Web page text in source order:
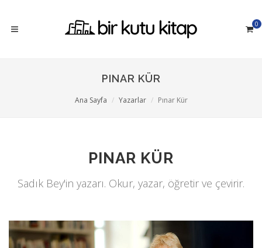
0
PINAR KÜR
Ana Sayfa Yazarlar Pınar Kür
PINAR KÜR
Sadık Bey'in yazarı. Okur, yazar, öğretir ve çevirir.